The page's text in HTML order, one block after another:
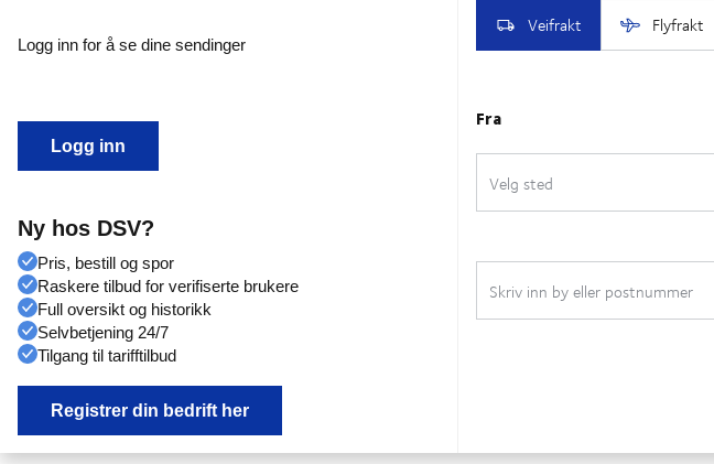
Logg inn for å se dine sendinger
Logg inn
Ny hos DSV?
Pris, bestill og spor
Raskere tilbud for verifiserte brukere
Full oversikt og historikk
Selvbetjening 24/7
Tilgang til tarifftilbud
Registrer din bedrift her